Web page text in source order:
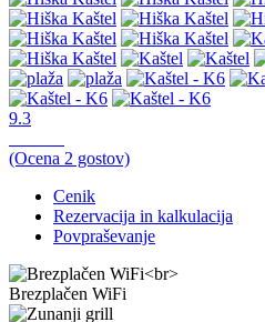
9.3
(Ocena 2 gostov)
Cenik
Rezervacija in kalkulacija
Povpraševanje
Brezplačen WiFi